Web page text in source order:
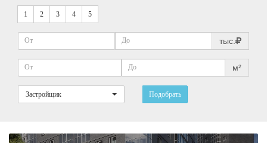
1 2 3 4 5
тыс.
м²
Застройщик Подобрать